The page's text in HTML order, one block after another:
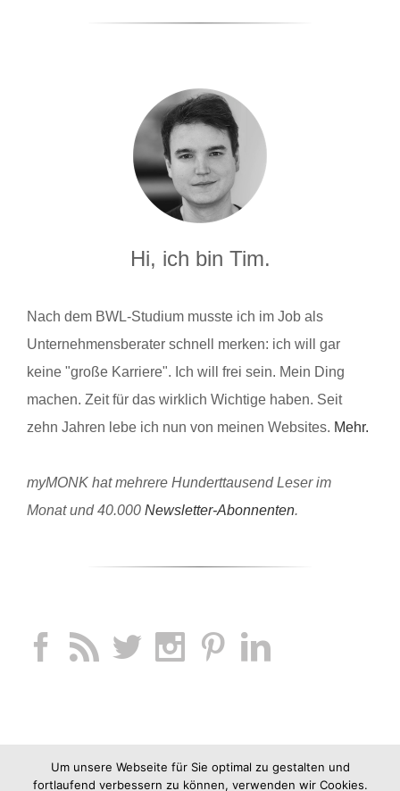
Hi, ich bin Tim.
Nach dem BWL-Studium musste ich im Job als
Unternehmensberater schnell merken: ich will gar
keine "große Karriere". Ich will frei sein. Mein Ding
machen. Zeit für das wirklich Wichtige haben. Seit
zehn Jahren lebe ich nun von meinen Websites. Mehr.
myMONK hat mehrere Hunderttausend Leser im
Monat und 40.000 Newsletter-Abonnenten.
Um unsere Webseite für Sie optimal zu gestalten und
fortlaufend verbessern zu können, verwenden wir Cookies.